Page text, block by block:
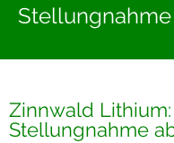
Publikationen
Stellungnahme
Zinnwald
Stellungnahme